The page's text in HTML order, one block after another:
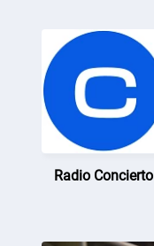
Radio Concierto